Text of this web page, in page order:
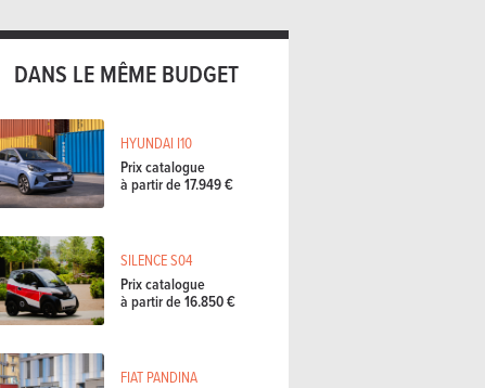
DANS LE MÊME BUDGET
HYUNDAI I10
Prix catalogue
à partir de 17.949 €
SILENCE S04
Prix catalogue
à partir de 16.850 €
FIAT PANDINA